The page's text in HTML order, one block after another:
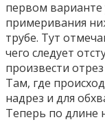
первом варианте
примеривания
трубе. Тут
чего следует
произвести
Там, где
надрез и для
Теперь по длине